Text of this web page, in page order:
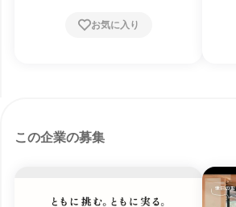
お気に入り
この企業の募集